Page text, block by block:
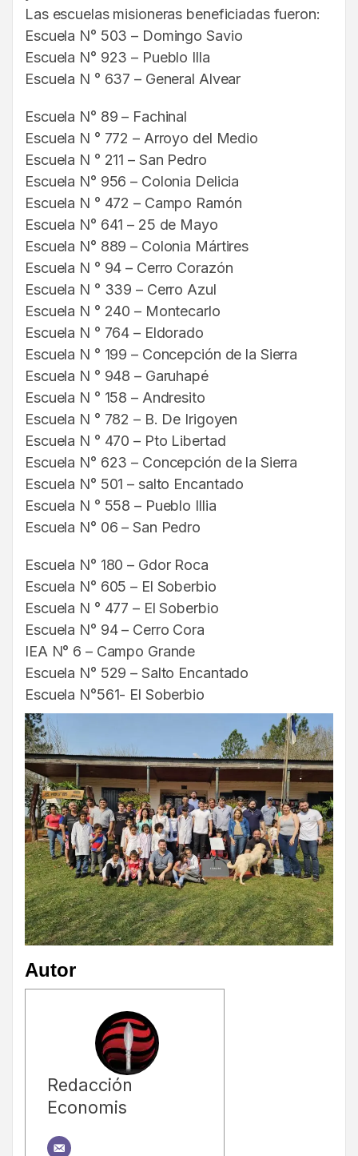
Las escuelas misioneras beneficiadas fueron:
Escuela N° 503 – Domingo Savio
Escuela N° 923 – Pueblo Illa
Escuela N ° 637 – General Alvear
Escuela N° 89 – Fachinal
Escuela N ° 772 – Arroyo del Medio
Escuela N ° 211 – San Pedro
Escuela N° 956 – Colonia Delicia
Escuela N ° 472 – Campo Ramón
Escuela N° 641 – 25 de Mayo
Escuela N° 889 – Colonia Mártires
Escuela N ° 94 – Cerro Corazón
Escuela N ° 339 – Cerro Azul
Escuela N ° 240 – Montecarlo
Escuela N ° 764 – Eldorado
Escuela N ° 199 – Concepción de la Sierra
Escuela N ° 948 – Garuhapé
Escuela N ° 158 – Andresito
Escuela N ° 782 – B. De Irigoyen
Escuela N ° 470 – Pto Libertad
Escuela N° 623 – Concepción de la Sierra
Escuela N° 501 – salto Encantado
Escuela N ° 558 – Pueblo Illia
Escuela N° 06 – San Pedro
Escuela N° 180 – Gdor Roca
Escuela N° 605 – El Soberbio
Escuela N ° 477 – El Soberbio
Escuela N° 94 – Cerro Cora
IEA N° 6 – Campo Grande
Escuela N° 529 – Salto Encantado
Escuela N°561- El Soberbio
Autor
Redacción
Economis